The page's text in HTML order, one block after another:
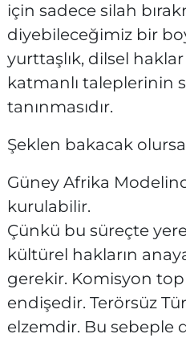
için sadece silah
diyebileceğimiz bir
yurttaşlık, dilsel
katmanlı taleplerinin
tanınmasıdır.
Şeklen bakacak
Güney Afrika
kurulabilir.
Çünkü bu süreçte
kültürel hakların
gerekir. Komisyon
endişedir. Terörsüz
elzemdir. Bu sebeple